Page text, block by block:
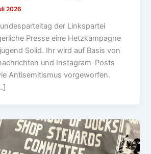
2026
der Linkspartei
Presse eine Hetzkampagne
Solid. Ihr wird auf Basis von
und Instagram-Posts
Antisemitismus vorgeworfen.